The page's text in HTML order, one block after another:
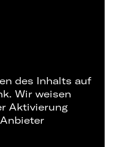
des Inhalts auf
Wir weisen
Aktivierung